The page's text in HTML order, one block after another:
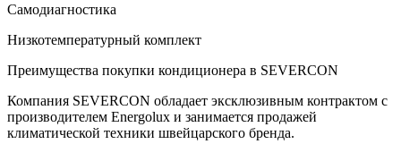
Самодиагностика
Низкотемпературный комплект
Преимущества покупки кондиционера в SEVERCON
Компания SEVERCON обладает эксклюзивным контрактом с
производителем Energolux и занимается продажей
климатической техники швейцарского бренда.